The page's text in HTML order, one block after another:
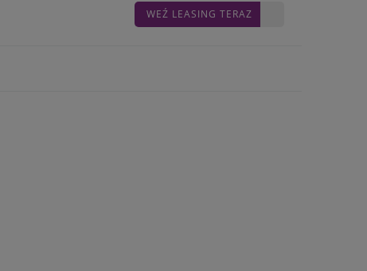
WEŹ LEASING TERAZ